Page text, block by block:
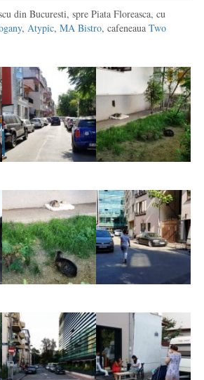
din Bucuresti, spre Piata Floreasca, cu
, Atypic, MA Bistro, cafeneaua Two